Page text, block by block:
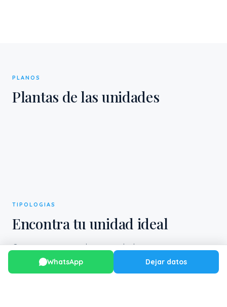
PLANOS
Plantas de las unidades
TIPOLOGIAS
Encontra tu unidad ideal
Opciones para cada necesidad y presupuesto.
WhatsApp Dejar datos